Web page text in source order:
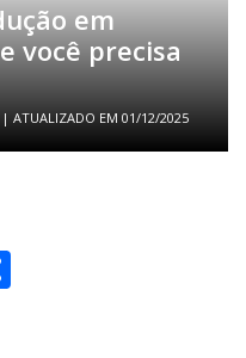
em
você precisa
| ATUALIZADO EM 01/12/2025